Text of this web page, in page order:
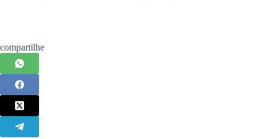
compartilhe